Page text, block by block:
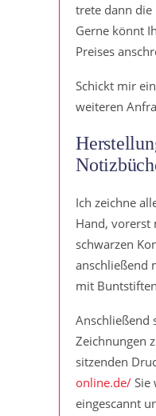
trete dann die
Gerne könnt
Preises
Schickt mir
weiteren
Ich zeichne
Hand,
schwarzen
anschließend
mit
Anschließend
Zeichnungen
sitzenden
online.de/ Sie
eingescannt